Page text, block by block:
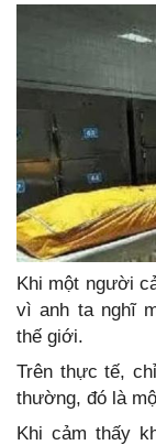
Khi một người
vì anh ta nghĩ
thế giới.
Trên thực tế,
thường, đó là
Khi cảm thấy